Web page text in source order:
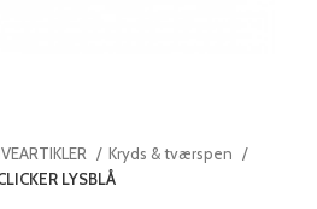
Kryds & tværspen
LYSBLÅ